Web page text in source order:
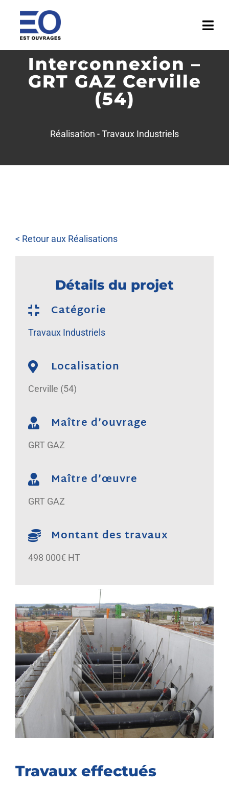
contenu
ACCUEIL
ENTREPRISE
NOUS REJOINDRE
Interconnexion –
GRT GAZ Cerville
(54)
Réalisation -Travaux Industriels
< Retour aux Réalisations
Détails du projet
Catégorie
Travaux Industriels
Localisation
Cerville (54)
Maître d’ouvrage
GRT GAZ
Maître d’œuvre
GRT GAZ
Montant des travaux
498 000€ HT
Travaux effectués